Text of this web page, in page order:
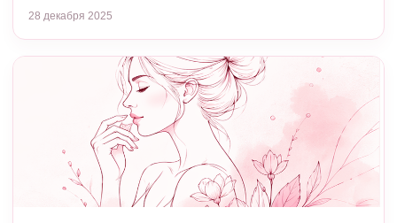
28 декабря 2025